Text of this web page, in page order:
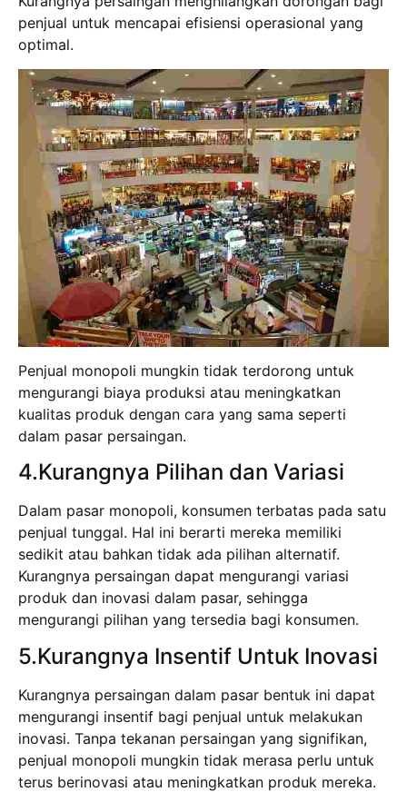
penjual untuk mencapai efisiensi operasional yang
optimal.
Penjual monopoli mungkin tidak terdorong untuk
mengurangi biaya produksi atau meningkatkan
kualitas produk dengan cara yang sama seperti
dalam pasar persaingan.
4.Kurangnya Pilihan dan Variasi
Dalam pasar monopoli, konsumen terbatas pada satu
penjual tunggal. Hal ini berarti mereka memiliki
sedikit atau bahkan tidak ada pilihan alternatif.
Kurangnya persaingan dapat mengurangi variasi
produk dan inovasi dalam pasar, sehingga
mengurangi pilihan yang tersedia bagi konsumen.
5.Kurangnya Insentif Untuk Inovasi
Kurangnya persaingan dalam pasar bentuk ini dapat
mengurangi insentif bagi penjual untuk melakukan
inovasi. Tanpa tekanan persaingan yang signifikan,
penjual monopoli mungkin tidak merasa perlu untuk
terus berinovasi atau meningkatkan produk mereka.